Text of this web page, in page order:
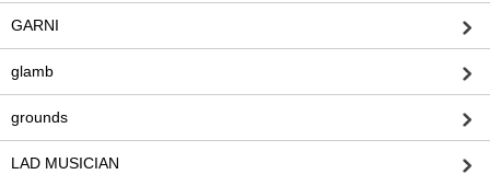
GARNI
glamb
grounds
LAD MUSICIAN